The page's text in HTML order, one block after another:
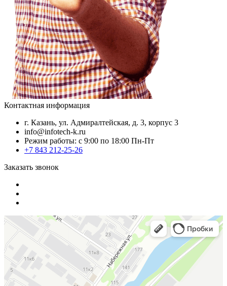
Контактная информация
г. Казань, ул. Адмиралтейская, д. 3, корпус 3
info@infotech-k.ru
Режим работы: с 9:00 по 18:00 Пн-Пт
+7 843 212-25-26
Заказать звонок